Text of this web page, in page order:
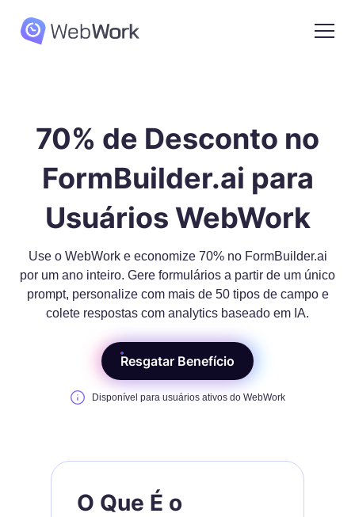
70% de Desconto no
FormBuilder.ai para
Usuários WebWork
Use o WebWork e economize 70% no FormBuilder.ai
por um ano inteiro. Gere formulários a partir de um único
prompt, personalize com mais de 50 tipos de campo e
colete respostas com analytics baseado em IA.
Resgatar Benefício
Disponível para usuários ativos do WebWork
O Que É o